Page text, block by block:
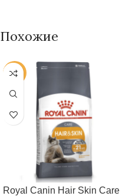
Похожие
-25%
Royal Canin Hair Skin Care